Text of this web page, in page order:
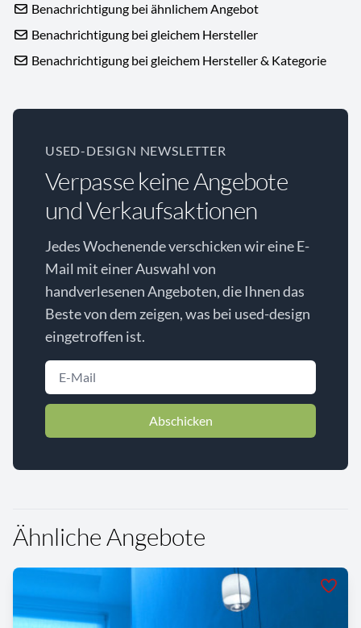
Benachrichtigung bei ähnlichem Angebot
Benachrichtigung bei gleichem Hersteller
Benachrichtigung bei gleichem Hersteller & Kategorie
USED-DESIGN NEWSLETTER
Verpasse keine Angebote
und Verkaufsaktionen
Jedes Wochenende verschicken wir eine E-
Mail mit einer Auswahl von
handverlesenen Angeboten, die Ihnen das
Beste von dem zeigen, was bei used-design
eingetroffen ist.
Abschicken
Ähnliche Angebote